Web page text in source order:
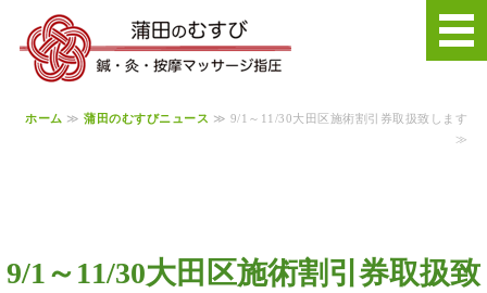
鍼・灸・按摩
ホーム
ホーム ≫蒲田のむすびニュース ≫ 9/1～11/30大田区施術割引券取扱致します
≫
9/1～11/30大田区施術割引券取扱致